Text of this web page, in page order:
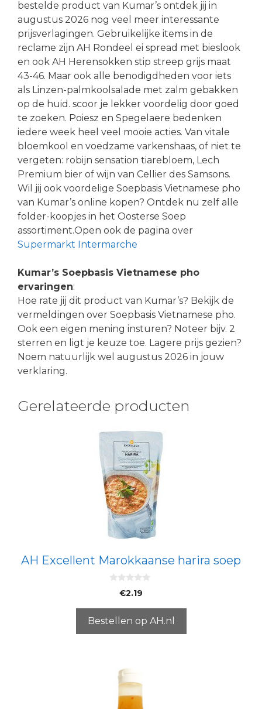
bestelde product van Kumar’s ontdek jij in
augustus 2026 nog veel meer interessante
prijsverlagingen. Gebruikelijke items in de
reclame zijn AH Rondeel ei spread met bieslook
en ook AH Herensokken stip streep grijs maat
43-46. Maar ook alle benodigdheden voor iets
als Linzen-palmkoolsalade met zalm gebakken
op de huid. scoor je lekker voordelig door goed
te zoeken. Poiesz en Spegelaere bedenken
iedere week heel veel mooie acties. Van vitale
bloemkool en voedzame varkenshaas, of niet te
vergeten: robijn sensation tiarebloem, Lech
Premium bier of wijn van Cellier des Samsons.
Wil jij ook voordelige Soepbasis Vietnamese pho
van Kumar’s online kopen? Ontdek nu zelf alle
folder-koopjes in het Oosterse Soep
assortiment.Open ook de pagina over
Supermarkt Intermarche
Kumar’s Soepbasis Vietnamese pho
ervaringen:
Hoe rate jij dit product van Kumar’s? Bekijk de
vermeldingen over Soepbasis Vietnamese pho.
Ook een eigen mening insturen? Noteer bijv. 2
sterren en ligt je keuze toe. Lagere prijs gezien?
Noem natuurlijk wel augustus 2026 in jouw
verklaring.
Gerelateerde producten
AH Excellent Marokkaanse harira soep
5
€2.19
Bestellen op AH.nl